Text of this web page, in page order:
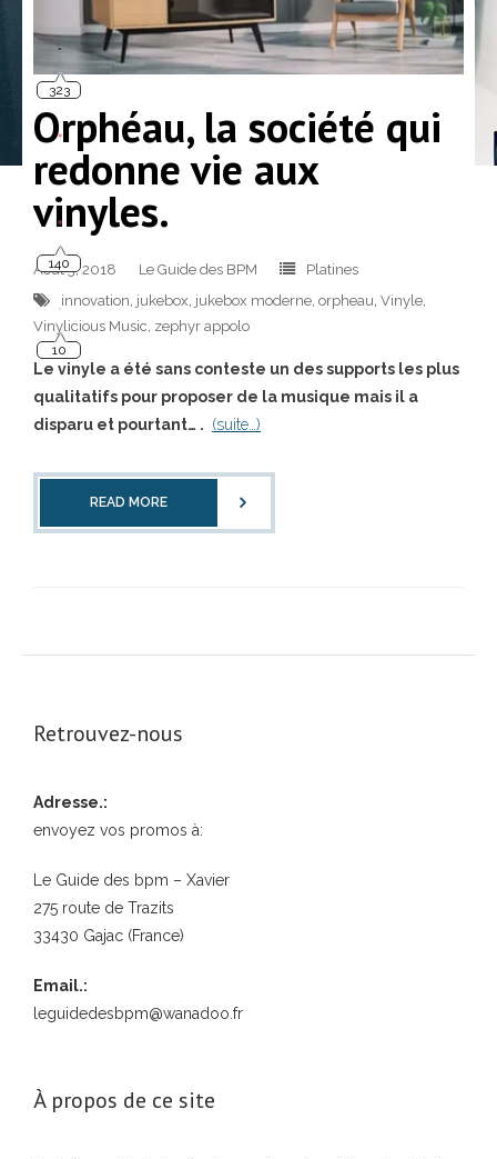
Orphéau, la société qui
redonne vie aux
vinyles.
Août 3, 2018 Le Guide des BPM
Platines
innovation, jukebox, jukebox moderne, orpheau, Vinyle,
Vinylicious Music, zephyr appolo
Le vinyle a été sans conteste un des supports les plus
qualitatifs pour proposer de la musique mais il a
disparu et pourtant… . (suite…)
READ MORE
Retrouvez-nous
Adresse.:
envoyez vos promos à:
Le Guide des bpm – Xavier
275 route de Trazits
33430 Gajac (France)
Email.:
leguidedesbpm@wanadoo.fr
À propos de ce site
10